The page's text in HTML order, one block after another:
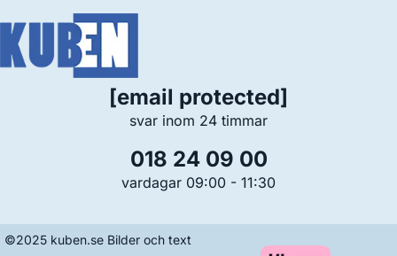
018 24 09 00
vardagar 09:00 - 11:30
[email protected]
svar inom 24 timmar
©2025 kuben.se Bilder och text